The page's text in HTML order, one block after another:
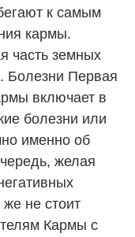
к самым
кармы.
часть земных
Болезни Первая
включает в
болезни или
именно об
желая
не стоит
Кармы с